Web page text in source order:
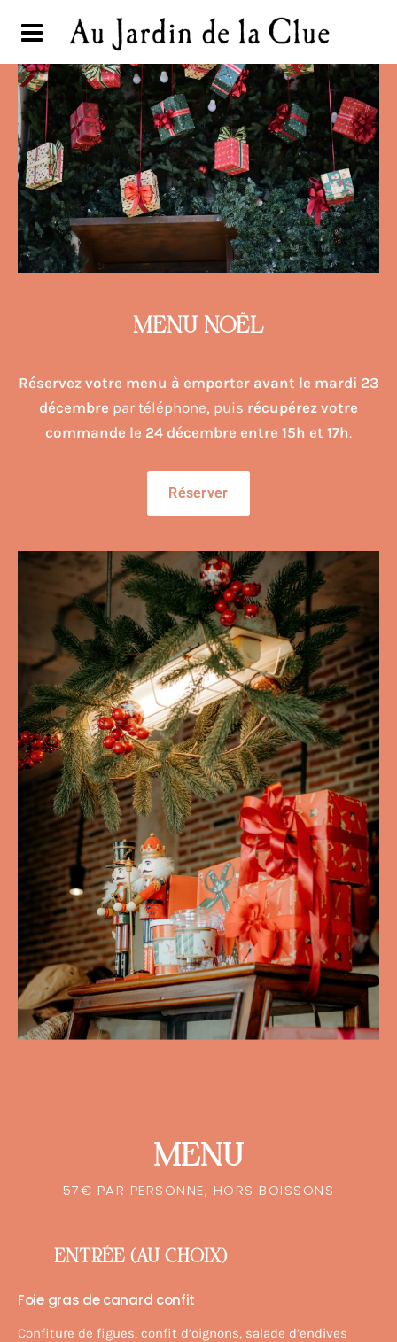
MENU NOËL
Réservez votre menu à emporter avant le mardi 23
décembre par téléphone, puis récupérez votre
commande le 24 décembre entre 15h et 17h.
Réserver
MENU
57€ PAR PERSONNE, HORS BOISSONS
ENTRÉE (AU CHOIX)
Foie gras de canard confit
Confiture de figues, confit d’oignons, salade d’endives